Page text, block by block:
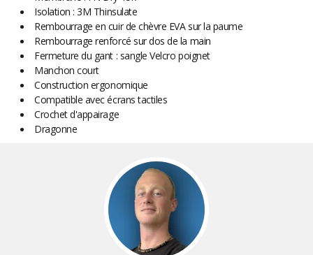
Isolation : 3M Thinsulate
Rembourrage en cuir de chèvre EVA sur la paume
Rembourrage renforcé sur dos de la main
Fermeture du gant : sangle Velcro poignet
Manchon court
Construction ergonomique
Compatible avec écrans tactiles
Crochet d'appairage
Dragonne